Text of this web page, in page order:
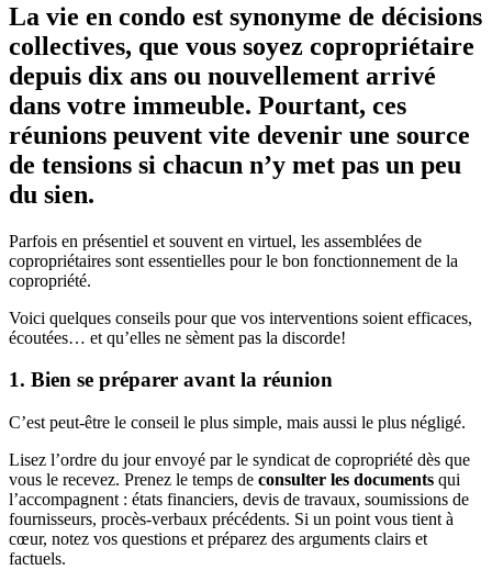
La vie en condo est synonyme de décisions
collectives, que vous soyez copropriétaire
depuis dix ans ou nouvellement arrivé
dans votre immeuble. Pourtant, ces
réunions peuvent vite devenir une source
de tensions si chacun n’y met pas un peu
du sien.
Parfois en présentiel et souvent en virtuel, les assemblées de
copropriétaires sont essentielles pour le bon fonctionnement de la
copropriété.
Voici quelques conseils pour que vos interventions soient efficaces,
écoutées… et qu’elles ne sèment pas la discorde!
1. Bien se préparer avant la réunion
C’est peut-être le conseil le plus simple, mais aussi le plus négligé.
Lisez l’ordre du jour envoyé par le syndicat de copropriété dès que
vous le recevez. Prenez le temps de consulter les documents qui
l’accompagnent : états financiers, devis de travaux, soumissions de
fournisseurs, procès-verbaux précédents. Si un point vous tient à
cœur, notez vos questions et préparez des arguments clairs et
factuels.